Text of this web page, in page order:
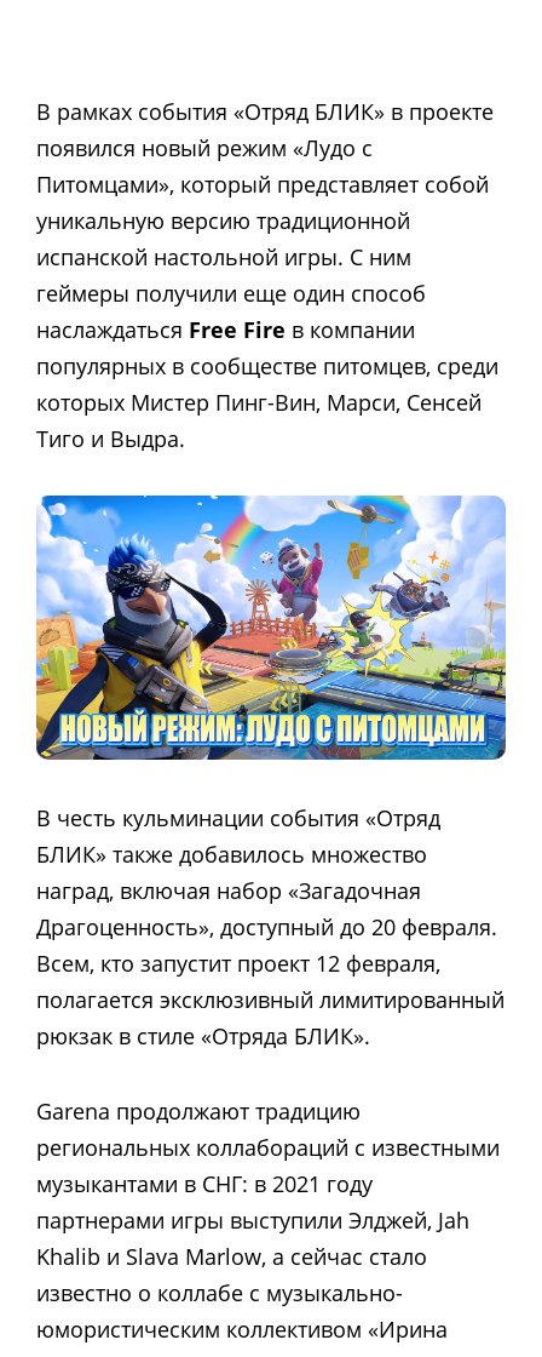
В рамках события «Отряд БЛИК» в проекте
появился новый режим «Лудо с
Питомцами», который представляет собой
уникальную версию традиционной
испанской настольной игры. С ним
геймеры получили еще один способ
наслаждаться Free Fire в компании
популярных в сообществе питомцев, среди
которых Мистер Пинг-Вин, Марси, Сенсей
Тиго и Выдра.
В честь кульминации события «Отряд
БЛИК» также добавилось множество
наград, включая набор «Загадочная
Драгоценность», доступный до 20 февраля.
Всем, кто запустит проект 12 февраля,
полагается эксклюзивный лимитированный
рюкзак в стиле «Отряда БЛИК».
Garena продолжают традицию
региональных коллабораций с известными
музыкантами в СНГ: в 2021 году
партнерами игры выступили Элджей, Jah
Khalib и Slava Marlow, а сейчас стало
известно о коллабе с музыкально-
юмористическим коллективом «Ирина